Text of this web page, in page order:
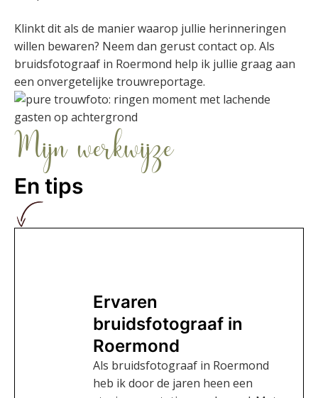
Klinkt dit als de manier waarop jullie herinneringen
willen bewaren? Neem dan gerust contact op. Als
bruidsfotograaf in Roermond help ik jullie graag aan
een onvergetelijke trouwreportage.
Mijn werkwijze
En tips
Ervaren
bruidsfotograaf in
Roermond
Als bruidsfotograaf in Roermond
heb ik door de jaren heen een